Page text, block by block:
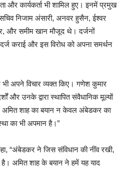
और कार्यकर्ता भी शामिल हुए। इनमें प्रमुख
निजाम अंसारी, अनवर हुसैन, ईश्वर
और समीम खान मौजूद थे। दर्जनों
कराई और इस विरोध को अपना समर्थन
अपने विचार व्यक्त किए। गणेश कुमार
और उनके द्वारा स्थापित संवैधानिक मूल्यों
अमित शाह का बयान न केवल अंबेडकर का
का भी अपमान है।”
“अंबेडकर ने जिस संविधान की नींव रखी,
है। अमित शाह के बयान ने हमें यह याद